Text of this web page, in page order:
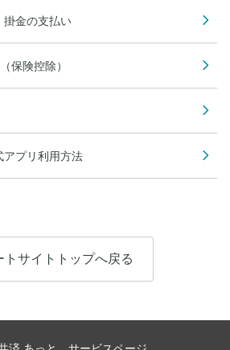
金の支払い
保険控除）
アプリ利用方法
トサイトトップへ戻る